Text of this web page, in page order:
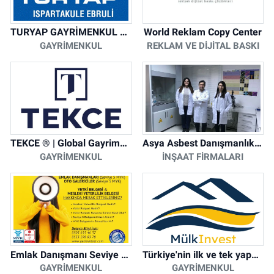
TURYAP GAYRİMENKUL DANIŞMANLIK HİZMETLERİ
GAYRIMENKUL
World Reklam Copy Center
REKLAM VE DIJITAL BASKI
TEKCE ® | Global Gayrimenkul Şirketi
GAYRIMENKUL
Asya Asbest Danışmanlık - Asbest Söküm ve Asbest Raporu
İNŞAAT FIRMALARI
Emlak Danışmanı Seviye 5 Mesleki Yeterlilik Belgesi
GAYRIMENKUL
Türkiye'nin ilk ve tek yapay zeka destekli arsa ilan platformu
GAYRIMENKUL